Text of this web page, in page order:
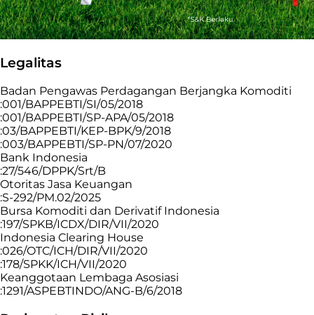
Legalitas
Badan Pengawas Perdagangan Berjangka Komoditi
:001/BAPPEBTI/SI/05/2018
:001/BAPPEBTI/SP-APA/05/2018
:03/BAPPEBTI/KEP-BPK/9/2018
:003/BAPPEBTI/SP-PN/07/2020
Bank Indonesia
:27/546/DPPK/Srt/B
Otoritas Jasa Keuangan
:S-292/PM.02/2025
Bursa Komoditi dan Derivatif Indonesia
:197/SPKB/ICDX/DIR/VII/2020
Indonesia Clearing House
:026/OTC/ICH/DIR/VII/2020
:178/SPKK/ICH/VII/2020
Keanggotaan Lembaga Asosiasi
:1291/ASPEBTINDO/ANG-B/6/2018